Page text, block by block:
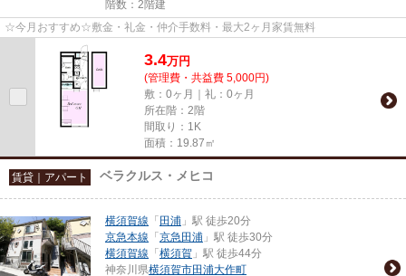
階数：2階建
☆今月おすすめ☆敷金・礼金・仲介手数料・最大2ヶ月家賃無料
3.4万円
(管理費・共益費 5,000円)
敷：0ヶ月｜礼：0ヶ月
所在階：2階
間取り：1K
面積：19.87㎡
賃貸｜アパート ベラクルス・メヒコ
横須賀線 「 田浦 」駅 徒歩20分
京急本線 「 京急田浦 」駅 徒歩30分
横須賀線 「 横須賀 」駅 徒歩44分
神奈川県横須賀市田浦大作町